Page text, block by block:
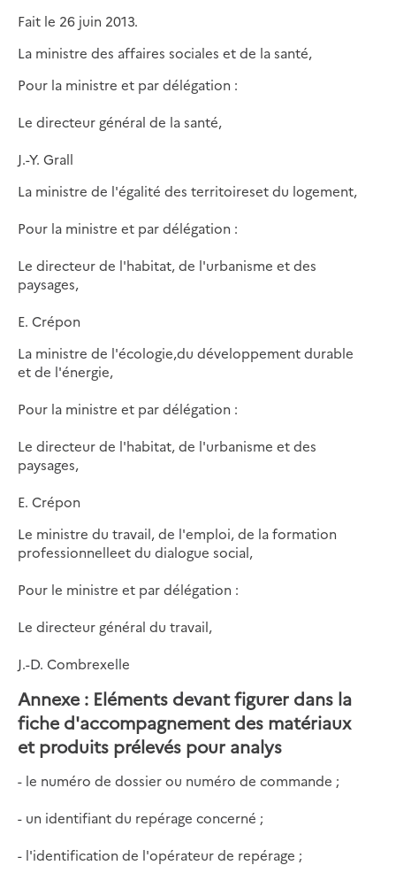
Fait le 26 juin 2013.
La ministre des affaires sociales et de la santé,
Pour la ministre et par délégation :
Le directeur général de la santé,
J.-Y. Grall
La ministre de l'égalité des territoireset du logement,
Pour la ministre et par délégation :
Le directeur de l'habitat, de l'urbanisme et des
paysages,
E. Crépon
La ministre de l'écologie,du développement durable
et de l'énergie,
Pour la ministre et par délégation :
Le directeur de l'habitat, de l'urbanisme et des
paysages,
E. Crépon
Le ministre du travail, de l'emploi, de la formation
professionnelleet du dialogue social,
Pour le ministre et par délégation :
Le directeur général du travail,
J.-D. Combrexelle
Annexe : Eléments devant figurer dans la
fiche d'accompagnement des matériaux
et produits prélevés pour analys
- le numéro de dossier ou numéro de commande ;
- un identifiant du repérage concerné ;
- l'identification de l'opérateur de repérage ;